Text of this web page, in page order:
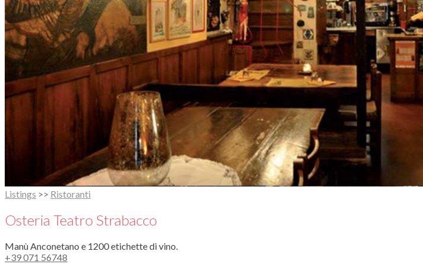
Listings >> Ristoranti
Osteria Teatro Strabacco
Manù Anconetano e 1200 etichette di vino.
+39 071 56748